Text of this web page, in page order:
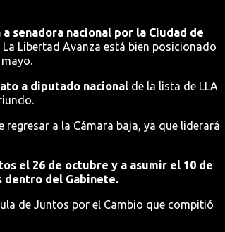
senadora nacional por la Ciudad de
Libertad Avanza está bien posicionado
a diputado nacional de la lista de LLA
a la Cámara baja, ya que liderará
el 26 de octubre y a asumir el 10 de
dentro del Gabinete.
de Juntos por el Cambio que compitió